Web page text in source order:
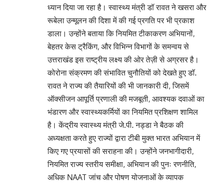
ध्यान दिया जा रहा है। स्वास्थ्य मंत्री डॉ रावत ने खसरा और
रूबेला उन्मूलन की दिशा में की गई प्रगति पर भी प्रकाश
डाला। उन्होंने बताया कि नियमित टीकाकरण अभियानों,
बेहतर केस ट्रैकिंग, और विभिन्न विभागों के समन्वय से
उत्तराखंड इस राष्ट्रीय लक्ष्य की ओर तेज़ी से अग्रसर है।
कोरोना संक्रमण की संभावित चुनौतियों को देखते हुए डॉ.
रावत ने राज्य की तैयारियों की भी जानकारी दी, जिसमें
ऑक्सीजन आपूर्ति प्रणाली की मजबूती, आवश्यक दवाओं का
भंडारण और स्वास्थ्यकर्मियों का नियमित प्रशिक्षण शामिल
है। केंद्रीय स्वास्थ्य मंत्री जे.पी. नड्डा ने बैठक की
अध्यक्षता करते हुए राज्यों द्वारा टीबी मुक्त भारत अभियान में
किए गए प्रयासों की सराहना की। उन्होंने जनभागीदारी,
नियमित राज्य स्तरीय समीक्षा, अभियान की पुनः रणनीति,
अधिक NAAT जांच और पोषण योजनाओं के व्यापक